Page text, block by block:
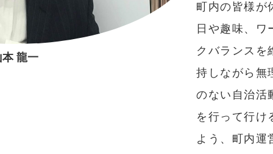
本 龍一
町内の皆様が
日や趣味、ワ
クバランスを
持しながら無
のない自治活
を行って行け
よう、町内運